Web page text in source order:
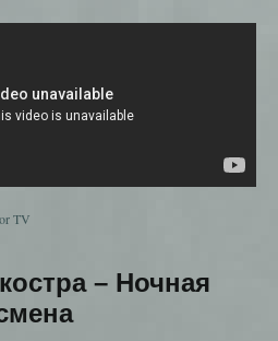
TV
– Ночная